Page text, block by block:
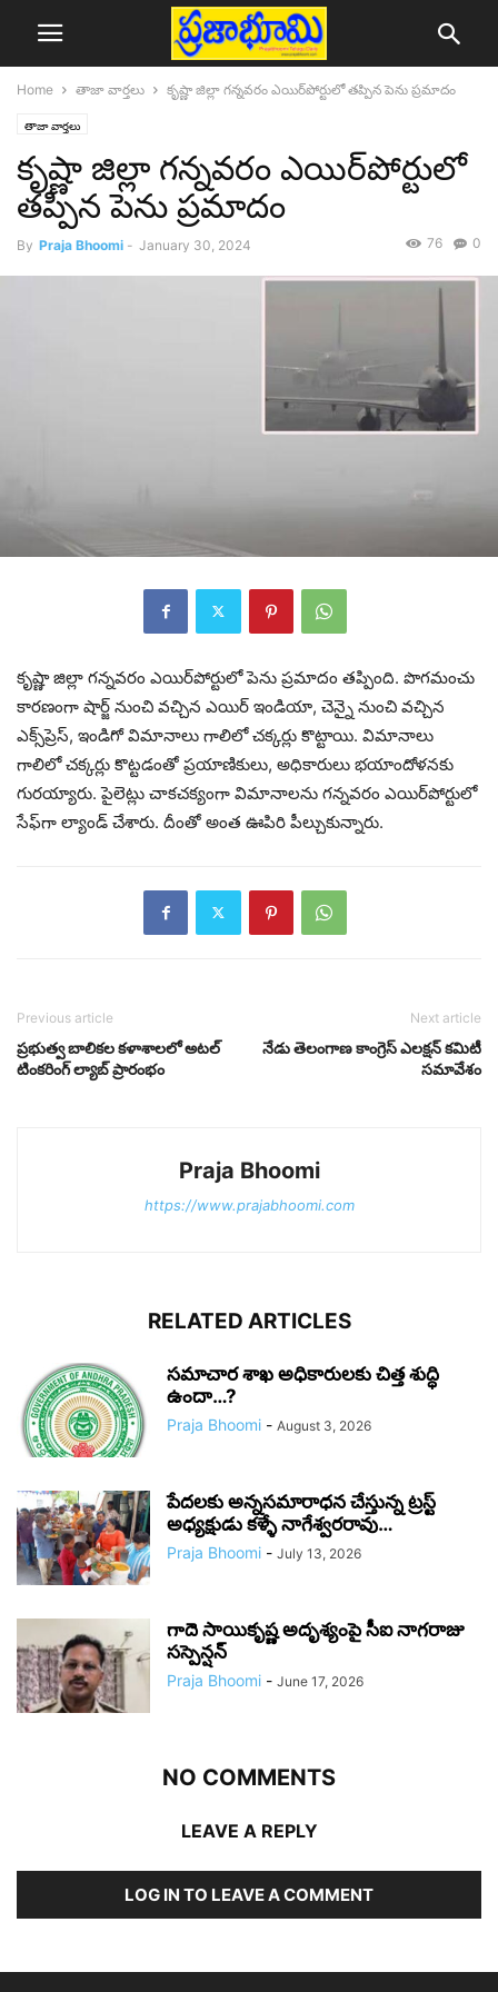
Home తాజా వార్తలు కృష్ణా జిల్లా గన్నవరం ఎయిర్‌పోర్టులో తప్పిన పెను ప్రమాదం
తాజా వార్తలు
కృష్ణా జిల్లా గన్నవరం ఎయిర్‌పోర్టులో
తప్పిన పెను ప్రమాదం
By Praja Bhoomi - January 30, 2024 0
76
కృష్ణా జిల్లా గన్నవరం ఎయిర్‌పోర్టులో పెను ప్రమాదం తప్పింది. పొగమంచు
కారణంగా షార్జ్‌ నుంచి వచ్చిన ఎయిర్‌ ఇండియా, చెన్నై నుంచి వచ్చిన
ఎక్స్‌ప్రెస్‌, ఇండిగో విమానాలు గాలిలో చక్కర్లు కొట్టాయి. విమానాలు
గాలిలో చక్కర్లు కొట్టడంతో ప్రయాణికులు, అధికారులు భయాందోళనకు
గురయ్యారు. పైలెట్లు చాకచక్యంగా విమానాలను గన్నవరం ఎయిర్‌పోర్టులో
సేఫ్‌గా ల్యాండ్‌ చేశారు. దీంతో అంత ఊపిరి పీల్చుకున్నారు.
Previous article
ప్రభుత్వ బాలికల కళాశాలలో అటల్
టింకరింగ్ ల్యాబ్ ప్రారంభం
Next article
నేడు తెలంగాణ కాంగ్రెస్‌ ఎలక్షన్‌ కమిటీ
సమావేశం
Praja Bhoomi
https://www.prajabhoomi.com
RELATED ARTICLES
సమాచార శాఖ అధికారులకు చిత్త శుద్ధి
ఉందా…?
Praja Bhoomi - August 3, 2026
పేదలకు అన్నసమారాధన చేస్తున్న ట్రస్ట్
అధ్యక్షుడు కళ్ళే నాగేశ్వరరావు…
Praja Bhoomi - July 13, 2026
గాదె సాయికృష్ణ అదృశ్యంపై సీఐ నాగరాజు
సస్పెన్షన్
Praja Bhoomi - June 17, 2026
NO COMMENTS
LEAVE A REPLY
LOG IN TO LEAVE A COMMENT